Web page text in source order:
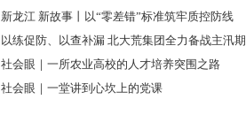
新龙江 新故事丨以“零差错”标准筑牢质控防线
以练促防、以查补漏 北大荒集团全力备战主汛期
社会眼｜一所农业高校的人才培养突围之路
社会眼｜一堂讲到心坎上的党课